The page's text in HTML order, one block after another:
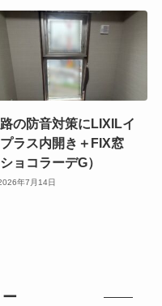
の防音対策にLIXILイ
ラス内開き＋FIX窓
ショコラーデG）
年7月14日